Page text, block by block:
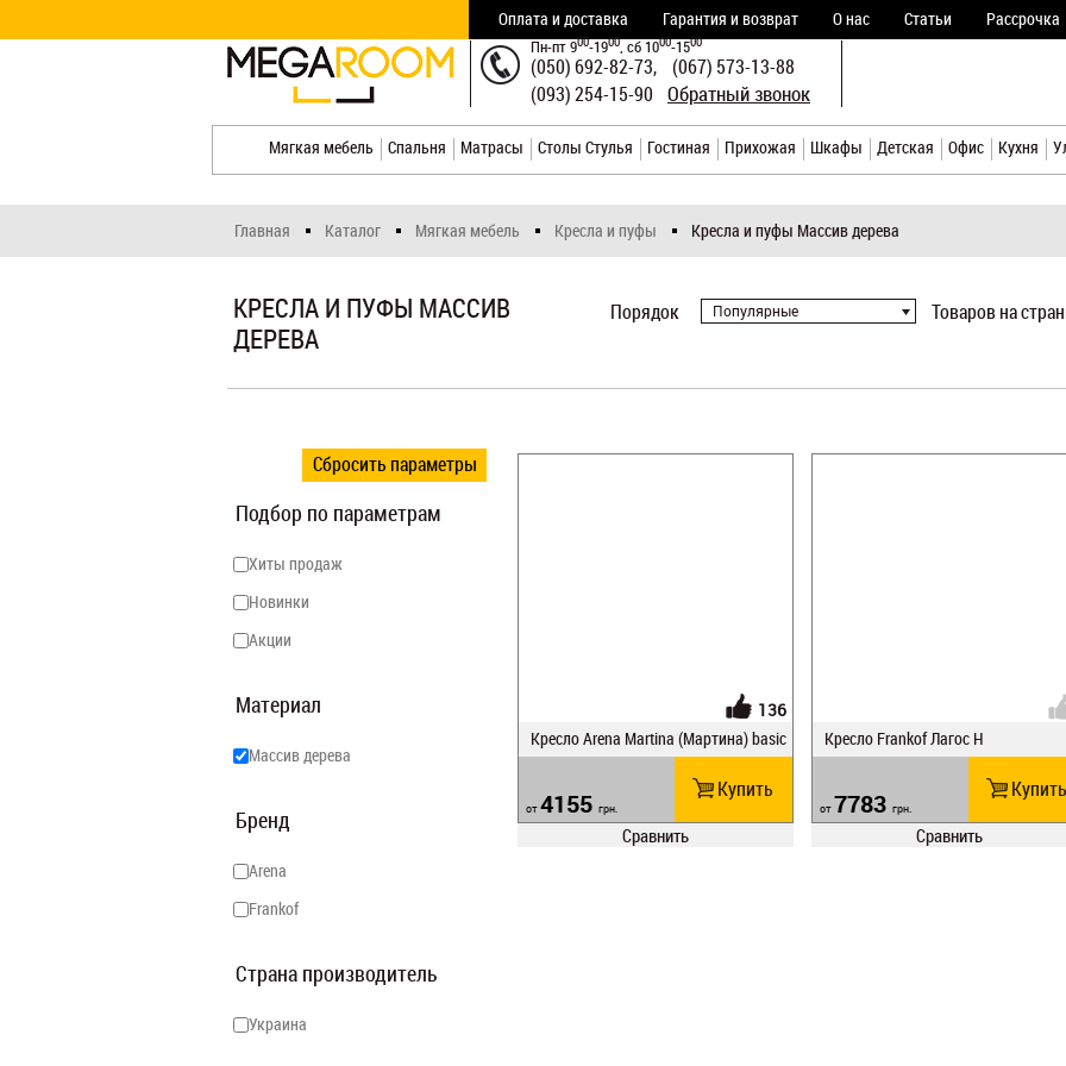
Оплата и доставка Гарантия и возврат О нас Статьи Рассрочка
Пн-пт 900-1900, сб 1000-1500
Телефоны
Обратный звонок
(050) 692-82-73,
(067) 573-13-88
(093) 254-15-90
Мягкая мебель Спальня Матрасы Столы Стулья Гостиная Прихожая Шкафы Детcкая Офис Кухня
Главная Каталог Мягкая мебель Кресла и пуфы Кресла и пуфы Массив дерева
КРЕСЛА И ПУФЫ МАССИВ
ДЕРЕВА
Порядок Популярные Товаров на
Сбросить параметры
Подбор по параметрам
Хиты продаж
Новинки
Акции
Материал
Массив дерева
Бренд
Arena
Frankof
Страна производитель
Украина
136
Кресло Arena Martina (Мартина) basic
от4155 грн.
Купить
Сравнить
Кресло Frankof Лагос Н
от7783 грн.
Купить
Сравнить